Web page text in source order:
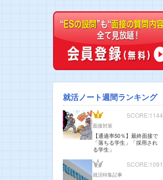
就活ノート週間ランキング
SCORE:1144
面接対策
【通過率50％】最終面接で
「落ちる学生」「採用され
る学生」
SCORE:1091
就活特集記事